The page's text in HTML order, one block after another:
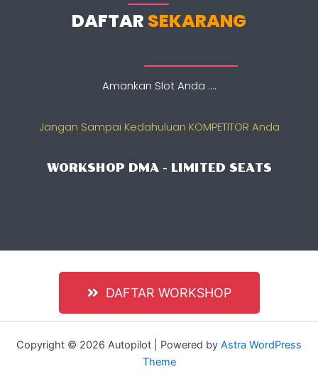
DAFTAR SEKARANG
Amankan Slot Anda ....
Jangan Sampai Kedahuluan KOMPETITOR Anda
WORKSHOP DMA - LIMITED SEATS
DAFTAR WORKSHOP
Copyright © 2026 Autopilot | Powered by Astra WordPress
Theme